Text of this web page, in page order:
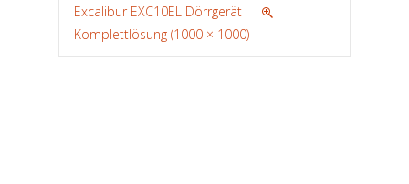
Excalibur EXC10EL Dörrgerät
Komplettlösung (1000 × 1000)